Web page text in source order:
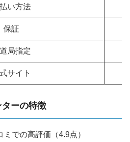
い方法
保証
局指定
サイト
ーの特徴
での高評価（4.9点）